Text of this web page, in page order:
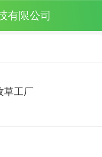
有限公司
草工厂